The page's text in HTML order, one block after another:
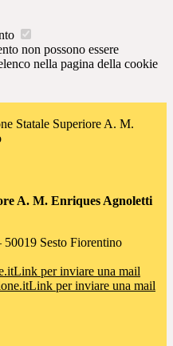
non possono essere
nella pagina della cookie
Statale Superiore A. M.
A. M. Enriques Agnoletti
Sesto Fiorentino
Link per inviare una mail
Link per inviare una mail